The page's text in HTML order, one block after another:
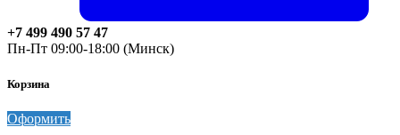
+7 499 490 57 47
Пн-Пт 09:00-18:00 (Минск)
Корзина
Оформить